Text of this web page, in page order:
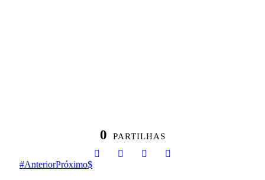
0 PARTILHAS
AnteriorPróximo